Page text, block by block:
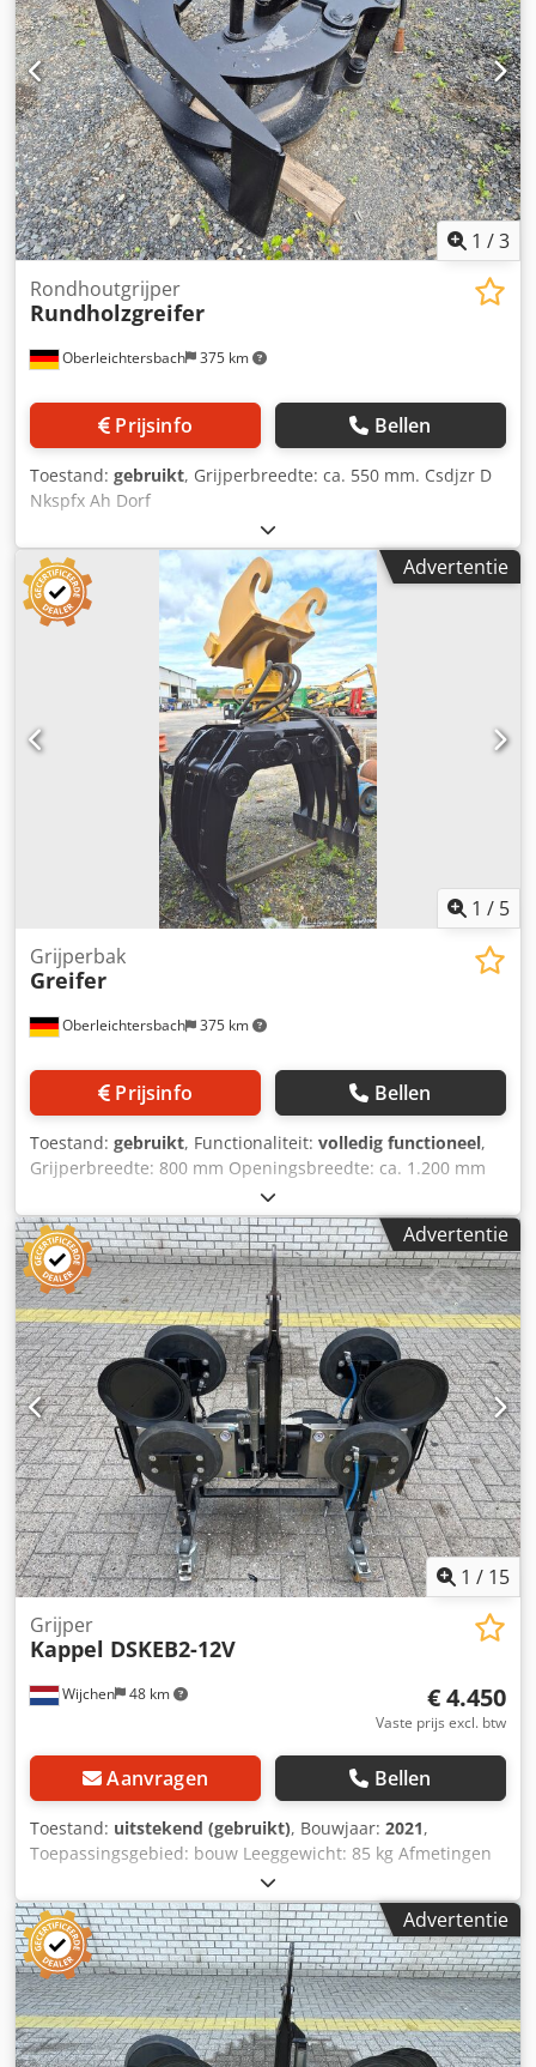
Codpfszncqrjx Ah Derf
1 /3
Oberleichtersbach 375 km
Rondhoutgrijper
Rundholzgreifer
Prijsinfo Bellen
Toestand: gebruikt, Grijperbreedte: ca. 550 mm. Csdjzr D
Nkspfx Ah Dorf
Advertentie
1 / 5
Oberleichtersbach 375 km
Grijperbak
Greifer
Prijsinfo Bellen
Toestand: gebruikt, Functionaliteit: volledig functioneel,
Grijperbreedte: 800 mm Openingsbreedte: ca. 1.200 mm
Crsdpfjzr D I Tsx Ah Dsf voorzien van een
snelwisselsysteem
Advertentie
1 / 15
Wijchen 48 km
Grijper
Kappel DSKEB2-12V
€ 4.450
Vaste prijs excl. btw
Aanvragen Bellen
Toestand: uitstekend (gebruikt), Bouwjaar: 2021,
Toepassingsgebied: bouw Leeggewicht: 85 kg Afmetingen
laadruimte: 136 x 65 x 110 cm CE-markering: ja
Crsdpfxezlxuhe Ah Djf Technische staat: zeer goed Visuele
staat: zeer goed Leveringsvoorwaarden: EXW
Productieland: DE Neem contact op met Vink Machinery
voor meer informatie. Kappel stofzuiger DSKEB2-12V *
Bouwjaar 2021 * 12-volt accu * Dubbel zuigsysteem *
Geïntegreerde lader * Draagvermogen: 600 kg * 360°
draaibaar * 90° kantelbaar * Eigen gewicht: 85 kg
Advertentie